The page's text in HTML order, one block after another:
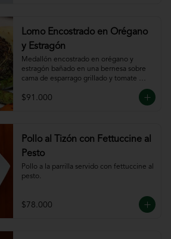
Lomo Encostrado en Orégano
y Estragón
Medallón encostrado en orégano y
estragón bañado en una bernesa sobre
cama de esparrago grillado y tomate
$91.000
Pollo al Tizón con Fettuccine al
Pesto
Pollo a la parrilla servido con fettuccine al
pesto.
$78.000